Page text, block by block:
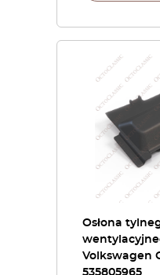
Osłona
Volkswagen
535805965